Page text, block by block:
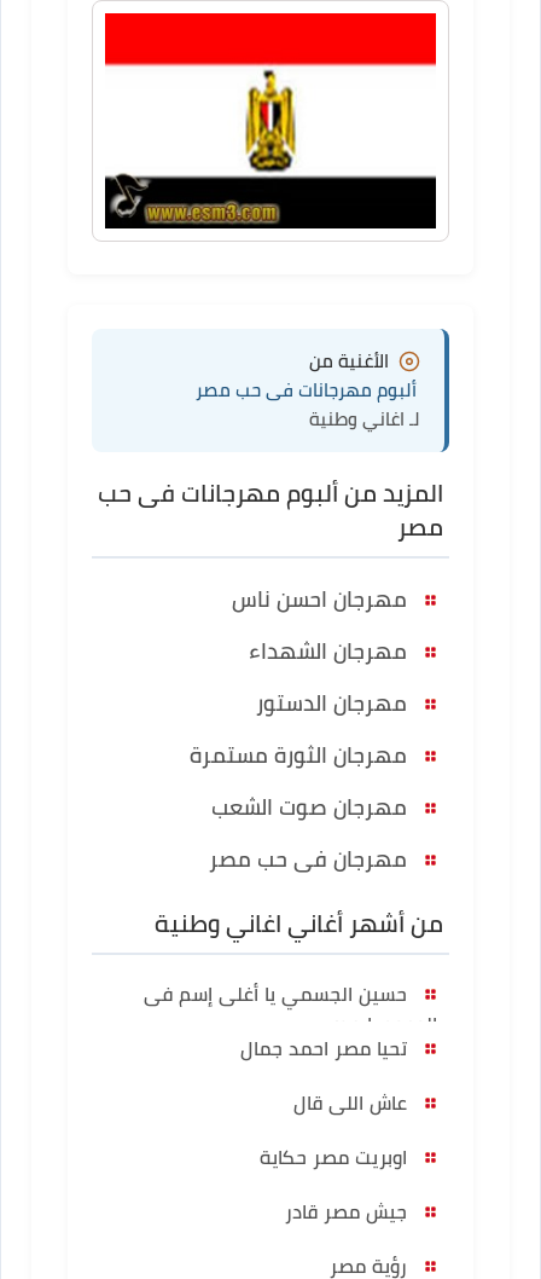
الأغنية من
ألبوم مهرجانات فى حب مصر
لـ اغاني وطنية
المزيد من ألبوم مهرجانات فى حب
مصر
مهرجان احسن ناس
مهرجان الشهداء
مهرجان الدستور
مهرجان الثورة مستمرة
مهرجان صوت الشعب
مهرجان فى حب مصر
من أشهر أغاني اغاني وطنية
حسين الجسمي يا أغلى إسم فى
الوجود يا مصر
تحيا مصر احمد جمال
عاش اللى قال
اوبريت مصر حكاية
جيش مصر قادر
رؤية مصر